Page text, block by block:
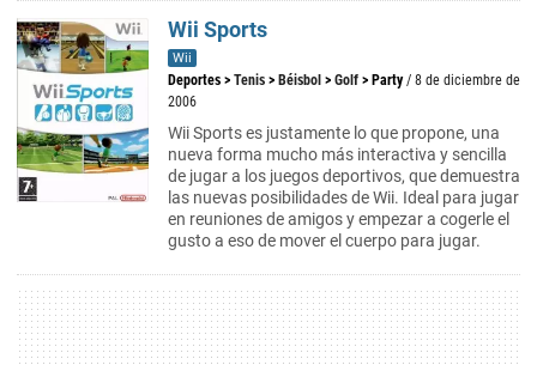
Wii Sports
Wii
Deportes > Tenis > Béisbol > Golf > Party / 8 de diciembre de
2006
Wii Sports es justamente lo que propone, una
nueva forma mucho más interactiva y sencilla
de jugar a los juegos deportivos, que demuestra
las nuevas posibilidades de Wii. Ideal para jugar
en reuniones de amigos y empezar a cogerle el
gusto a eso de mover el cuerpo para jugar.